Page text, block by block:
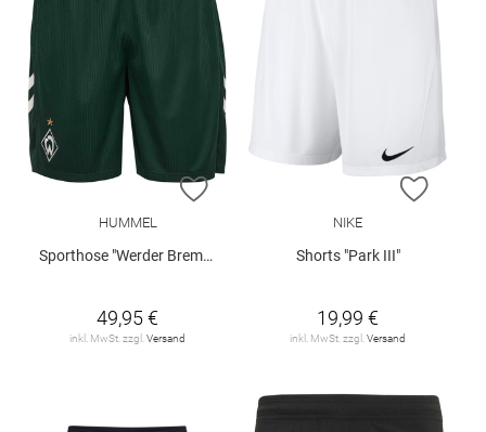
ZUR WUNSCHLISTE HINZUFÜGEN
HUMMEL
Sporthose "Werder Bremen Away 26/27"
49,95 €
inkl. MwSt. zzgl. Versand
ZUR
NIKE
Shorts "Park III"
19,99 €
inkl. MwSt. zzgl. Versand